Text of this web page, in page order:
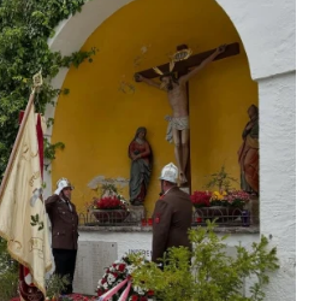
03.05.2026
🗺 Ampass
03.05.2026 ab 10:00 Uhr findet...
Apr. 29